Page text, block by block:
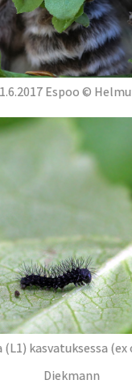
Espoo ©
kasvatuksessa
Diekmann